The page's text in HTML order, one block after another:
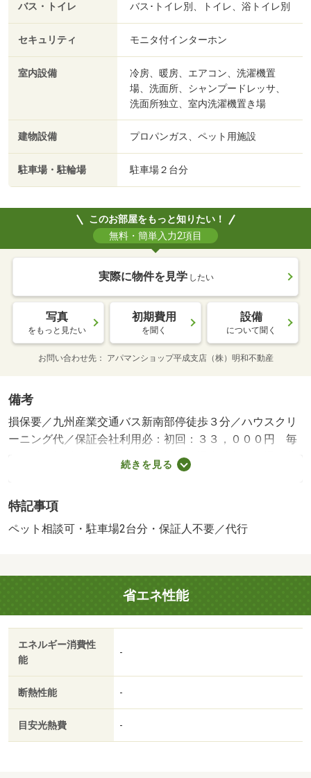
バス・トイレ バス･トイレ別、トイレ、浴トイレ別
セキュリティ モニタ付インターホン
室内設備
冷房、暖房、エアコン、洗濯機置
場、洗面所、シャンプードレッサ、
洗面所独立、室内洗濯機置き場
建物設備 プロパンガス、ペット用施設
駐車場・駐輪場 駐車場２台分
このお部屋をもっと知りたい！
無料・簡単入力2項目
実際に物件を見学 したい
写真
をもっと見たい
初期費用
を聞く
設備
について聞く
お問い合わせ先 アパマンショップ平成支店（株）明和不動産
備考
損保要／九州産業交通バス新南部停徒歩３分／ハウスクリ
ーニング代／保証会社利用必：初回：３３，０００円 毎
月：総額賃料の２％／ペット相談／［退去時費用 退去費
用実費精算※故意・過失等別途実費］駐車場：駐車料無料
１，３２０円）に加入して頂きます。／（諸費用及び、契
約に要する費用は別途打合せ／●（家賃保証システムのご
室内洗濯置／洗面所独立／洗面化粧台／敷金不要／ペット
相談／全居室洋室／保証人不要／駐車２台可／ペット専用
設備／２駅利用可／プロパンガス／礼金２ヶ月／保証会社
利用可／熊本黒髪六郵便局（郵便局）まで１１３５ｍ／フ
ァミリーマート（コンビニ）まで１７６７ｍ／とろく保育
舎ぴーかーぶー（幼稚園・保育園）まで１７８２ｍ／ＨＩ
－イレブン熊本黒髪５丁目店（コンビニ）まで２１３９ｍ
／ローソン熊本大学前（コンビニ）まで２４２５ｍ
続きを見る
特記事項
ペット相談可・駐車場2台分・保証人不要／代行
省エネ性能
エネルギー消費性
能
-
断熱性能 -
目安光熱費 -